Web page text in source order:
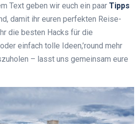
Text geben wir euch ein paar Tipps
damit ihr euren perfekten Reise-
die besten Hacks für die
einfach tolle Ideen,’round mehr
– lasst uns gemeinsam eure